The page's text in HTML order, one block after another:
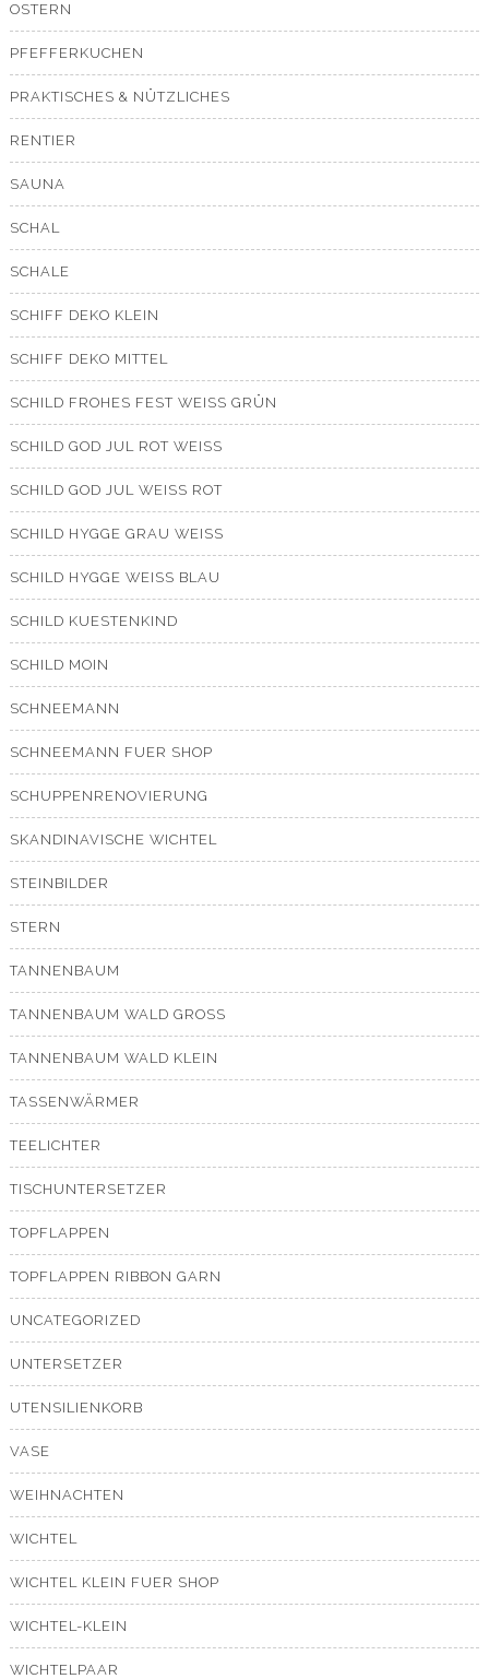
OSTERN
PFEFFERKUCHEN
PRAKTISCHES & NÜTZLICHES
RENTIER
SAUNA
SCHAL
SCHALE
SCHIFF DEKO KLEIN
SCHIFF DEKO MITTEL
SCHILD FROHES FEST WEISS GRÜN
SCHILD GOD JUL ROT WEISS
SCHILD GOD JUL WEISS ROT
SCHILD HYGGE GRAU WEISS
SCHILD HYGGE WEISS BLAU
SCHILD KUESTENKIND
SCHILD MOIN
SCHNEEMANN
SCHNEEMANN FUER SHOP
SCHUPPENRENOVIERUNG
SKANDINAVISCHE WICHTEL
STEINBILDER
STERN
TANNENBAUM
TANNENBAUM WALD GROSS
TANNENBAUM WALD KLEIN
TASSENWÄRMER
TEELICHTER
TISCHUNTERSETZER
TOPFLAPPEN
TOPFLAPPEN RIBBON GARN
UNCATEGORIZED
UNTERSETZER
UTENSILIENKORB
VASE
WEIHNACHTEN
WICHTEL
WICHTEL KLEIN FUER SHOP
WICHTEL-KLEIN
WICHTELPAAR